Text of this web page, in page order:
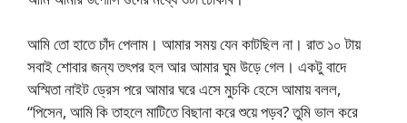
আমি তো হাতে চাঁদ পেলাম। আমার সময় যেন কাটছিল না। রাত ১০ টায়
সবাই শোবার জন্য তৎপর হল আর আমার ঘুম উড়ে গেল। একটু বাদে
অস্মিতা নাইট ড্রেস পরে আমার ঘরে এসে মুচকি হেসে আমায় বলল,
“পিসেন, আমি কি তাহলে মাটিতে বিছানা করে শুয়ে পড়ব? তুমি ভাল করে